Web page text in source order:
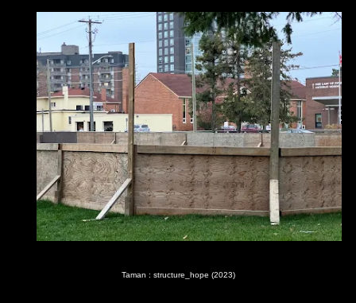
Taman : structure_hope (2023)